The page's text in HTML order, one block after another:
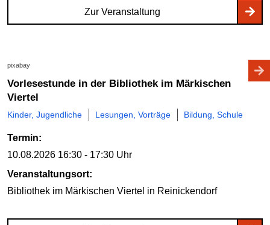
Zur Veranstaltung
pixabay
Vorlesestunde in der Bibliothek im Märkischen
Viertel
Kinder, Jugendliche Lesungen, Vorträge Bildung, Schule
Termin:
10.08.2026 16:30 - 17:30 Uhr
Veranstaltungsort:
Bibliothek im Märkischen Viertel in Reinickendorf